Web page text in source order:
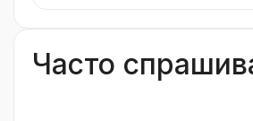
Часто